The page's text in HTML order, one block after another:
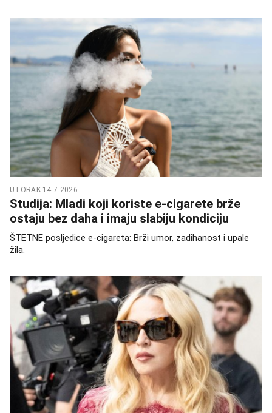
UTORAK 14.7.2026.
Studija: Mladi koji koriste e-cigarete brže
ostaju bez daha i imaju slabiju kondiciju
ŠTETNE posljedice e-cigareta: Brži umor, zadihanost i upale
žila.